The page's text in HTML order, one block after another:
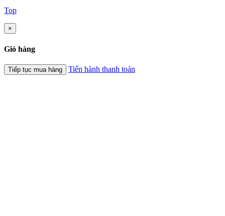
Top
×
Giỏ hàng
Tiếp tục mua hàng Tiến hành thanh toán